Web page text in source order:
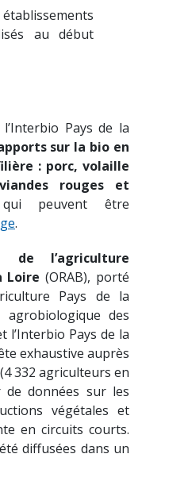
au début
Pays de la
sur la bio en
: porc, volaille
rouges et
peuvent être
.
de l’agriculture
Loire (ORAB), porté
Pays de la
des
l’Interbio Pays de la
exhaustive auprès
332 agriculteurs en
de données sur les
végétales et
en circuits courts.
diffusées dans un